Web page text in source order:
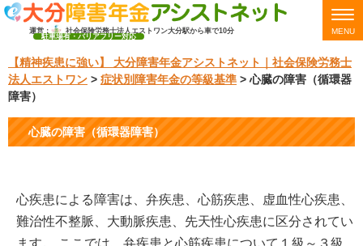
運営： 社会保険労務士法人エストワン大分駅から車で10分
駐車場有・バリアフリー対応
MENU
【精神疾患に強い】 大分障害年金アシストネット｜社会保険労務士
法人エストワン > 症状別障害年金の等級基準 > 心臓の障害（循環器
障害）
心臓の障害（循環器障害）
心疾患による障害は、弁疾患、心筋疾患、虚血性心疾患、
難治性不整脈、大動脈疾患、先天性心疾患に区分されてい